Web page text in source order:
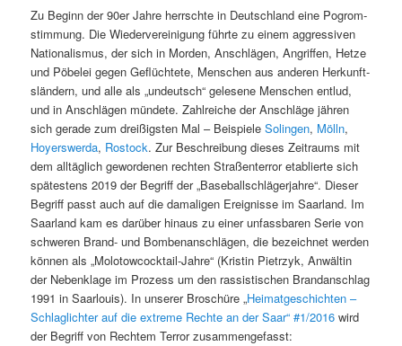
Zu Beginn der 90er Jahre herrschte in Deutsch­land eine Pogrom­
stim­mung. Die Wiedervere­ini­gung führte zu einem aggres­siv­en
Nation­al­is­mus, der sich in Mor­den, Anschlä­gen, Angrif­f­en, Het­ze
und Pöbelei gegen Geflüchtete, Men­schen aus anderen Herkun­ft­
slän­dern, und alle als „undeutsch“ gele­sene Men­schen entlud,
und in Anschlä­gen mün­dete. Zahlre­iche der Anschläge jähren
sich ger­ade zum dreißig­sten Mal – BeispieleSolin­gen, Mölln,
Hoy­er­swer­da, Ros­tock. Zur Beschrei­bung dieses Zeitraums mit
dem alltäglich gewor­de­nen recht­en Straßen­ter­ror etablierte sich
spätestens 2019 der Begriff der „Base­ballschläger­jahre“. Dieser
Begriff passt auch auf die dama­li­gen Ereignisse im Saar­land. Im
Saar­land kam es darüber hin­aus zu ein­er unfass­baren Serie von
schw­eren Brand- und Bombe­nan­schlä­gen, die beze­ich­net wer­den
kön­nen als „Molo­tow­cock­tail-Jahre“ (Kristin Pietrzyk, Anwältin
der Neben­klage im Prozess um den ras­sis­tis­chen Bran­dan­schlag
1991 in Saar­louis). In unser­er Broschüre „Heimat­geschicht­en –
Schlaglichter auf die extreme Rechte an der Saar“ #1/2016 wird
der Begriff von Rechtem Ter­ror zusammengefasst: